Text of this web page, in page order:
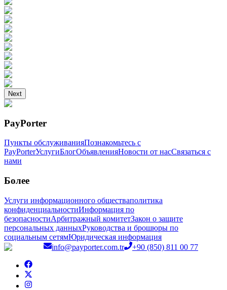
Next
PayPorter
Пункты обслуживанияПознакомьтесь с
PayPorterУслугиБлогОбъявленияНовости от насСвязаться с
нами
Более
Услуги информационного обществаполитика
конфиденциальностиИнформация по
безопасностиАрбитражный комитетЗакон о защите
персональных данныхРуководства и брошюры по
социальным сетямЮридическая информация
info@payporter.com.tr
+90 (850) 811 00 77